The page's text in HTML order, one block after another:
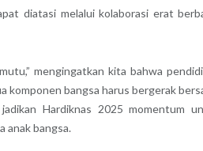
diatasi melalui kolaborasi erat
mengingatkan kita bahwa
komponen bangsa harus bergerak
Hardiknas 2025 momentum
anak bangsa.